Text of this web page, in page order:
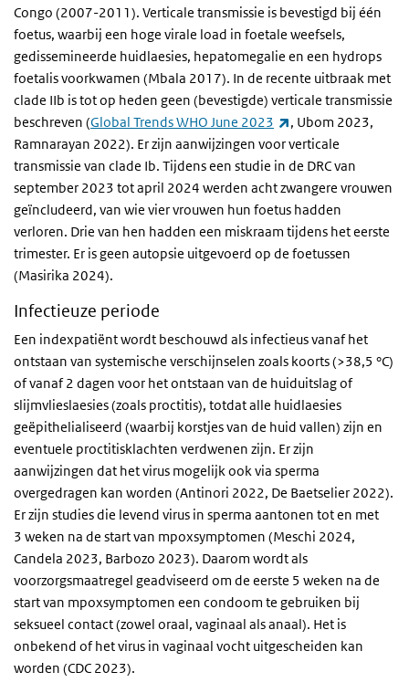
Congo (2007-2011). Verticale transmissie is bevestigd bij één
foetus, waarbij een hoge virale load in foetale weefsels,
gedissemineerde huidlaesies, hepatomegalie en een hydrops
foetalis voorkwamen (Mbala 2017). In de recente uitbraak met
clade IIb is tot op heden geen (bevestigde) verticale transmissie
beschreven (Global Trends WHO June 2023 (externe link)
, Ubom 2023,
Ramnarayan 2022). Er zijn aanwijzingen voor verticale
transmissie van clade Ib. Tijdens een studie in de DRC van
september 2023 tot april 2024 werden acht zwangere vrouwen
geïncludeerd, van wie vier vrouwen hun foetus hadden
verloren. Drie van hen hadden een miskraam tijdens het eerste
trimester. Er is geen autopsie uitgevoerd op de foetussen
(Masirika 2024).
Infectieuze periode
Een indexpatiënt wordt beschouwd als infectieus vanaf het
ontstaan van systemische verschijnselen zoals koorts (>38,5 °C)
of vanaf 2 dagen voor het ontstaan van de huiduitslag of
slijmvlieslaesies (zoals proctitis), totdat alle huidlaesies
geëpithelialiseerd (waarbij korstjes van de huid vallen) zijn en
eventuele proctitisklachten verdwenen zijn. Er zijn
aanwijzingen dat het virus mogelijk ook via sperma
overgedragen kan worden (Antinori 2022, De Baetselier 2022).
Er zijn studies die levend virus in sperma aantonen tot en met
3 weken na de start van mpoxsymptomen (Meschi 2024,
Candela 2023, Barbozo 2023). Daarom wordt als
voorzorgsmaatregel geadviseerd om de eerste 5 weken na de
start van mpoxsymptomen een condoom te gebruiken bij
seksueel contact (zowel oraal, vaginaal als anaal). Het is
onbekend of het virus in vaginaal vocht uitgescheiden kan
worden (CDC 2023).